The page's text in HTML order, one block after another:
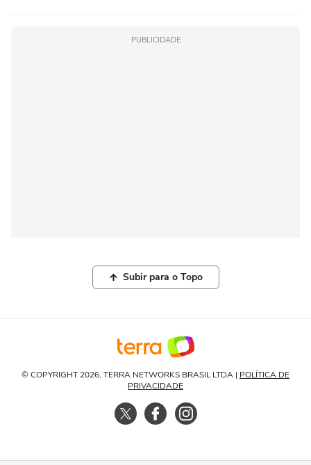
PUBLICIDADE
Subir para o Topo
© COPYRIGHT 2026, TERRA NETWORKS BRASIL LTDA | POLÍTICA DE
PRIVACIDADE